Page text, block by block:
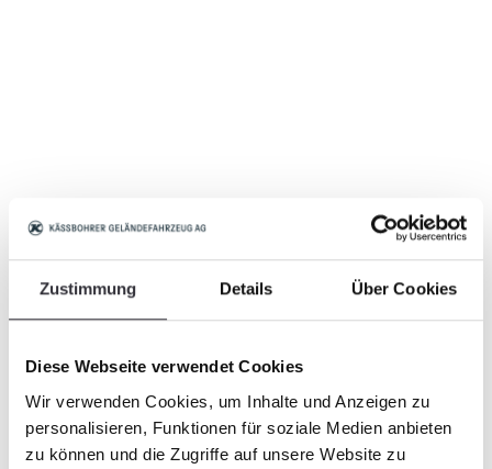
Zustimmung Details Über Cookies
Diese Webseite verwendet Cookies
Wir verwenden Cookies, um Inhalte und Anzeigen zu
personalisieren, Funktionen für soziale Medien anbieten
zu können und die Zugriffe auf unsere Website zu